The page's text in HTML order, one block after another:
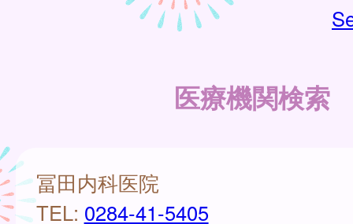
医療機関検索
冨田内科医院
TEL: 0284-41-5405